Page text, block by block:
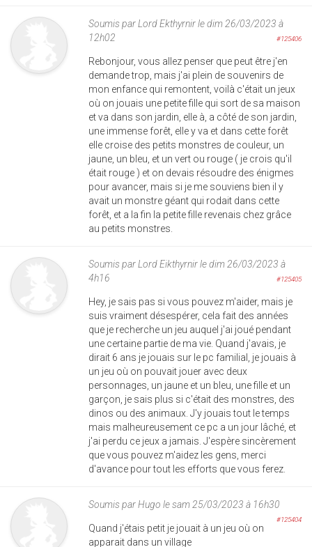
Soumis parLord Ekthyrnirle dim 26/03/2023 à
12h02
#125406
Rebonjour, vous allez penser que peut être j'en
demande trop, mais j'ai plein de souvenirs de
mon enfance qui remontent, voilà c'était un jeux
où on jouais une petite fille qui sort de sa maison
et va dans son jardin, elle à, a côté de son jardin,
une immense forêt, elle y va et dans cette forêt
elle croise des petits monstres de couleur, un
jaune, un bleu, et un vert ou rouge ( je crois qu'il
était rouge ) et on devais résoudre des énigmes
pour avancer, mais si je me souviens bien il y
avait un monstre géant qui rodait dans cette
forêt, et a la fin la petite fille revenais chez grâce
au petits monstres.
Soumis parLord Eikthyrnirle dim 26/03/2023 à
4h16
#125405
Hey, je sais pas si vous pouvez m'aider, mais je
suis vraiment désespérer, cela fait des années
que je recherche un jeu auquel j'ai joué pendant
une certaine partie de ma vie. Quand j'avais, je
dirait 6 ans je jouais sur le pc familial, je jouais à
un jeu où on pouvait jouer avec deux
personnages, un jaune et un bleu, une fille et un
garçon, je sais plus si c'était des monstres, des
dinos ou des animaux. J'y jouais tout le temps
mais malheureusement ce pc a un jour lâché, et
j'ai perdu ce jeux a jamais. J'espère sincèrement
que vous pouvez m'aidez les gens, merci
d'avance pour tout les efforts que vous ferez.
Soumis parHugo le sam 25/03/2023 à 16h30
#125404
Quand j'étais petit je jouait à un jeu où on
apparait dans un village